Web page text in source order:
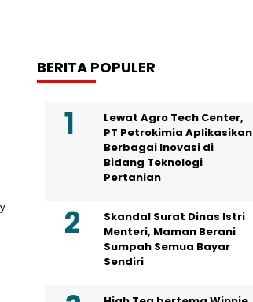
BERITA POPULER
Lewat Agro Tech Center,
PT Petrokimia Aplikasikan
Berbagai Inovasi di
Bidang Teknologi
Pertanian
Skandal Surat Dinas Istri
Menteri, Maman Berani
Sumpah Semua Bayar
Sendiri